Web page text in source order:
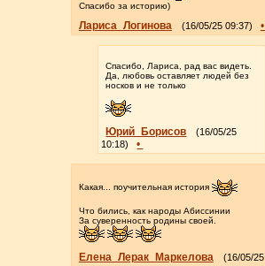
Спасибо за историю)
Лариса_Логинова (16/05/25 09:37) •
Спасибо, Лариса, рад вас видеть.
Да, любовь оставляет людей без
носков и не только
Юрий_Борисов
(16/05/25
10:18)
•
Какая... поучительная история
Что бились, как народы Абиссинии
За суверенность родины своей.
Елена_Лерак_Маркелова
(16/05/25